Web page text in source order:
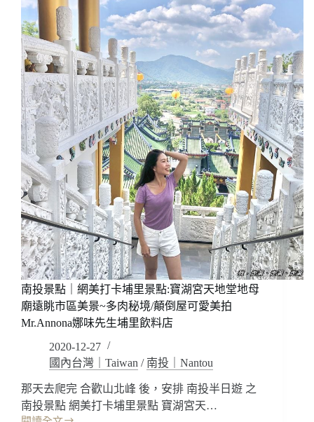
南投景點｜網美打卡埔里景點:寶湖宮天地堂地母
廟遠眺市區美景~多肉秘境/顛倒屋可愛美拍
Mr.Annona娜味先生埔里飲料店
2020-12-27
國內台灣｜Taiwan / 南投｜Nantou
那天去爬完 合歡山北峰 後，安排 南投半日遊 之
南投景點 網美打卡埔里景點 寶湖宮天…